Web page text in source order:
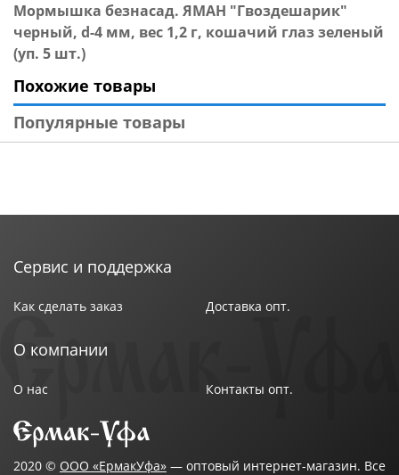
Мормышка безнасад. ЯМАН "Гвоздешарик"
черный, d-4 мм, вес 1,2 г, кошачий глаз зеленый
(уп. 5 шт.)
Похожие товары
Популярные товары
Сервис и поддержка
Как сделать заказ Доставка опт.
О компании
О нас Контакты опт.
2020 © ООО «ЕрмакУфа» — оптовый интернет-магазин. Все